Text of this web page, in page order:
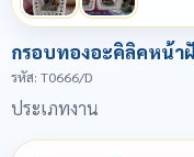
กรอบทองอะคิลิคหน้า
รหัส: T0666/D
ประเภทงาน